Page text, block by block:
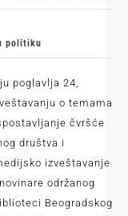
politiku
poglavlja 24,
o temama
čvršće
društva i
izveštavanje
održanog
Beogradskog